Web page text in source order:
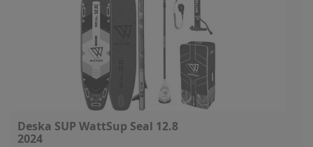
Deska SUP WattSup Seal 12.8
2024